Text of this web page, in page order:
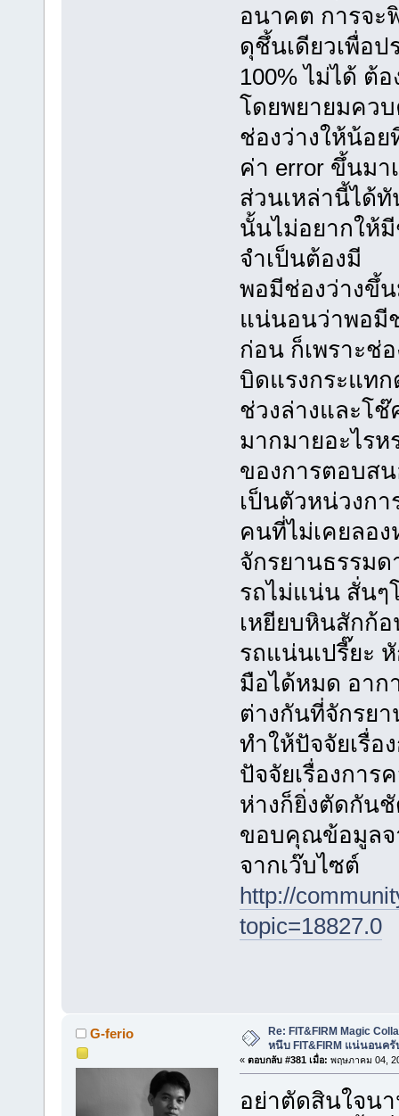
อนาคต การจ
ดุชึ้นเดียวเพื่อป
100% ไม่ได้ ต้
โดยพยายมคว
ช่องว่างให้น้อย
ค่า error ขึ้นม
ส่วนเหล่านี้ได้
นั้นไม่อยากให้
จำเป็นต้องมี
พอมีช่องว่างขึ้
แน่นอนว่าพอมี
ก่อน ก็เพราะช่
บิดแรงกระแท
ช่วงล่างและโ
มากมายอะไรห
ของการตอบส
เป็นตัวหน่วงกา
คนที่ไม่เคยลอ
จักรยานธรรม
รถไม่แน่น สั่นๆ
เหยียบหินสักก้
รถแน่นเปรี๊ยะ
มือได้หมด อา
ต่างกันที่จักรย
ทำให้ปัจจัยเรื่อ
ปัจจัยเรื่องกา
ห่างก็ยิ่งตัดกันชั
ขอบคุณข้อมูลจ
จากเว๊บไซต์
http://
topic=18827.0
G-ferio
Re: FIT&FIRM Magic
หนึบ FIT&FIRM แน่นอนครั
« ตอบกลับ #381 เมื่อ: พฤษภาคม 04,
อย่าตัดสินใจนา